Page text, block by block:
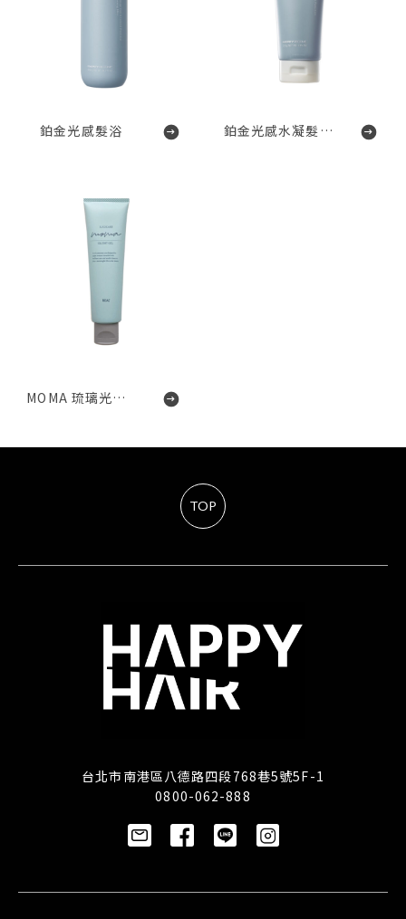
鉑金光感髮浴 鉑金光感水凝髮膜
MOMA 琉璃光澤水霜Glossy gel
TOP
台北市南港區八德路四段768巷5號5F-1
0800-062-888